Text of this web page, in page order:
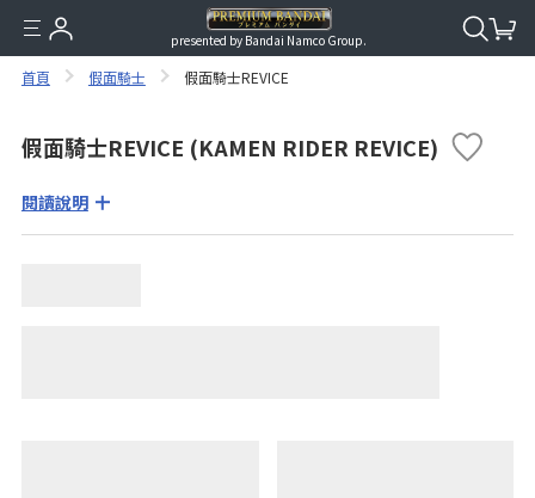
presented by Bandai Namco Group.
首頁 假面騎士 假面騎士REVICE
假面騎士REVICE (KAMEN RIDER REVICE)
閱讀說明